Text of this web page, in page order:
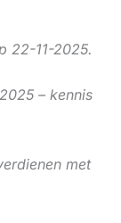
22-11-2025.
– kennis
met